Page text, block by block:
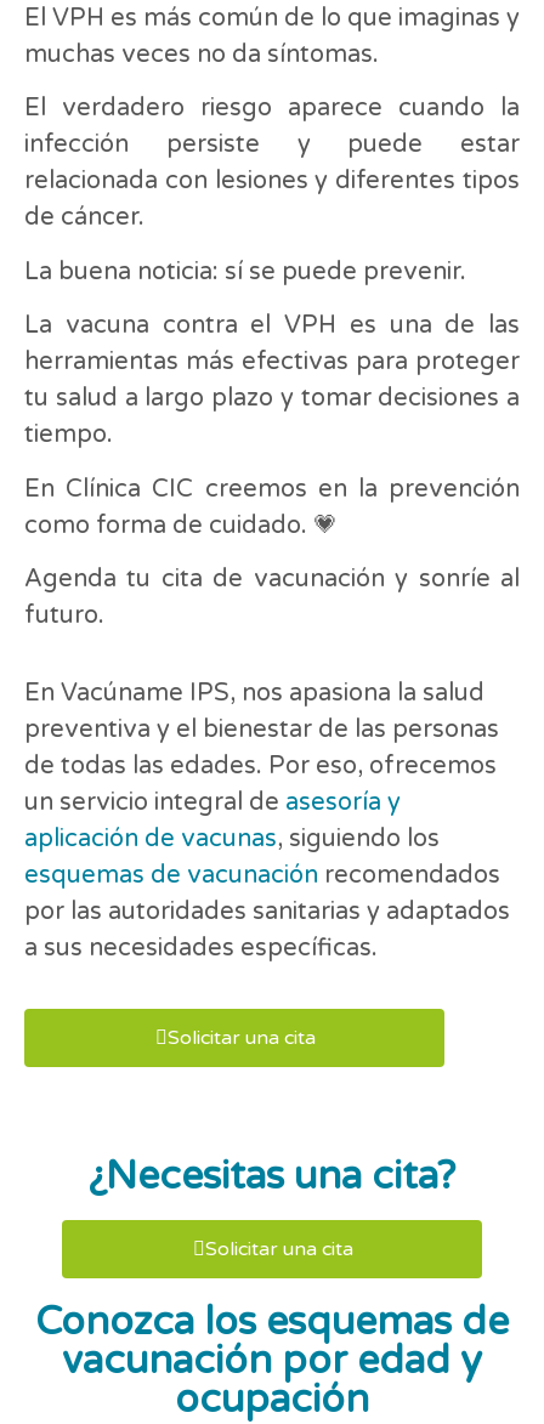
El VPH es más común de lo que imaginas y
muchas veces no da síntomas.
El verdadero riesgo aparece cuando la
infección persiste y puede estar
relacionada con lesiones y diferentes tipos
de cáncer.
La buena noticia: sí se puede prevenir.
La vacuna contra el VPH es una de las
herramientas más efectivas para proteger
tu salud a largo plazo y tomar decisiones a
tiempo.
En Clínica CIC creemos en la prevención
como forma de cuidado. 💗
Agenda tu cita de vacunación y sonríe al
futuro.
En Vacúname IPS, nos apasiona la salud
preventiva y el bienestar de las personas
de todas las edades. Por eso, ofrecemos
un servicio integral de asesoría y
aplicación de vacunas, siguiendo los
esquemas de vacunación recomendados
por las autoridades sanitarias y adaptados
a sus necesidades específicas.
Solicitar una cita
¿Necesitas una cita?
Solicitar una cita
Conozca los esquemas de
vacunación por edad y
ocupación